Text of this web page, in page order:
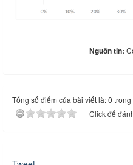
Nguồn tin:
Tổng số điểm của bài viết là: 0
Click để